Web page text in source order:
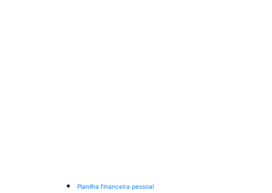
Planilha financeira pessoal